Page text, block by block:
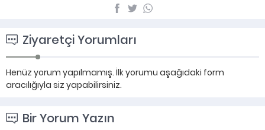
Ziyaretçi Yorumları
Henüz yorum yapılmamış. İlk yorumu aşağıdaki form
aracılığıyla siz yapabilirsiniz.
Bir Yorum Yazın